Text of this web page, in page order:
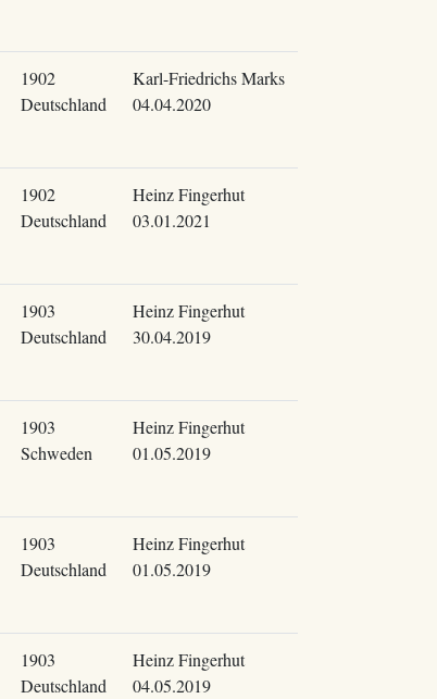
1902
Deutschland
Karl-Friedrichs Marks
04.04.2020
1902
Deutschland
Heinz Fingerhut
03.01.2021
1903
Deutschland
Heinz Fingerhut
30.04.2019
1903
Schweden
Heinz Fingerhut
01.05.2019
1903
Deutschland
Heinz Fingerhut
01.05.2019
1903
Deutschland
Heinz Fingerhut
04.05.2019